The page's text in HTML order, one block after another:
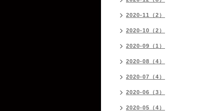
2020-11（2）
2020-10（2）
2020-09（1）
2020-08（4）
2020-07（4）
2020-06（3）
2020-05（4）